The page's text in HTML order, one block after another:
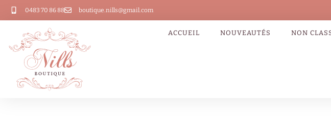
0483 70 86 88 boutique.nills@gmail.com
ACCUEIL NOUVEAUTÉS NON